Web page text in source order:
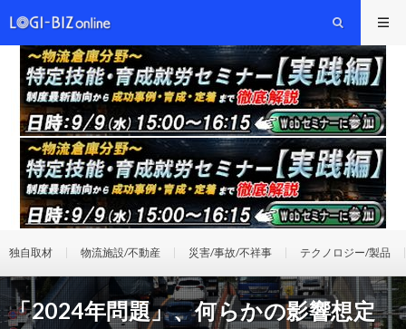
独自取材 物流施設/不動産 災害/事故/不祥事 テクノロジー/製品
「2024年問題」、何らかの影響想定